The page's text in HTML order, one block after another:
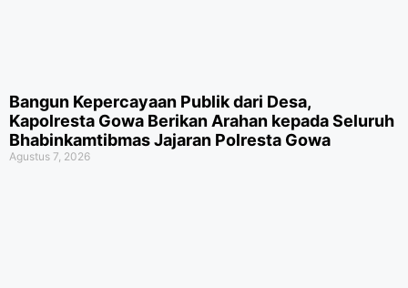
Bangun Kepercayaan Publik dari Desa,
Kapolresta Gowa Berikan Arahan kepada Seluruh
Bhabinkamtibmas Jajaran Polresta Gowa
Agustus 7, 2026